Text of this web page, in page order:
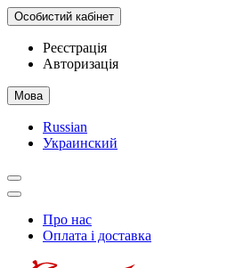
Особистий кабінет
Реєстрація
Авторизація
Мова
Russian
Украинский
Про нас
Оплата і доставка